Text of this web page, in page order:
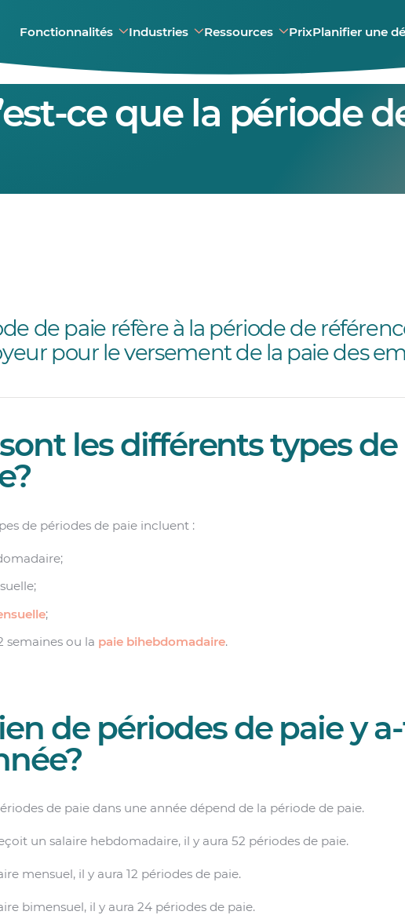
Fonctionnalités Industries Ressources PrixPlanifier une
ce que la période
de paie réfère à la période de
pour le versement de la paie des
les différents types
de périodes de paie incluent :
;
semaines ou la paie bihebdomadaire.
de périodes de paie y
de paie dans une année dépend de la période de paie.
un salaire hebdomadaire, il y aura 52 périodes de paie.
mensuel, il y aura 12 périodes de paie.
bimensuel, il y aura 24 périodes de paie.